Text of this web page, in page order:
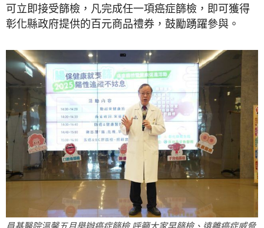
可立即接受篩檢，凡完成任一項癌症篩檢，即可獲得
彰化縣政府提供的百元商品禮券，鼓勵踴躍參與。
員基醫院溫馨五月舉辦癌症篩檢 呼籲大家早篩檢、遠離癌症威脅